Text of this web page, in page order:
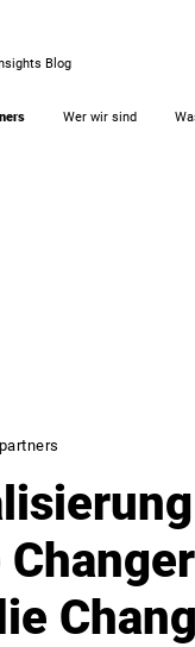
Blog
Wer wir sind